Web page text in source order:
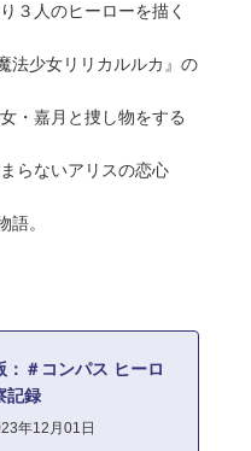
３人のヒーローを描く
法少女リリカルルカ』の
・嘉月と捜し物をする
らないアリスの恋心
。
：＃コンパス ヒーロ
記録
年12月01日